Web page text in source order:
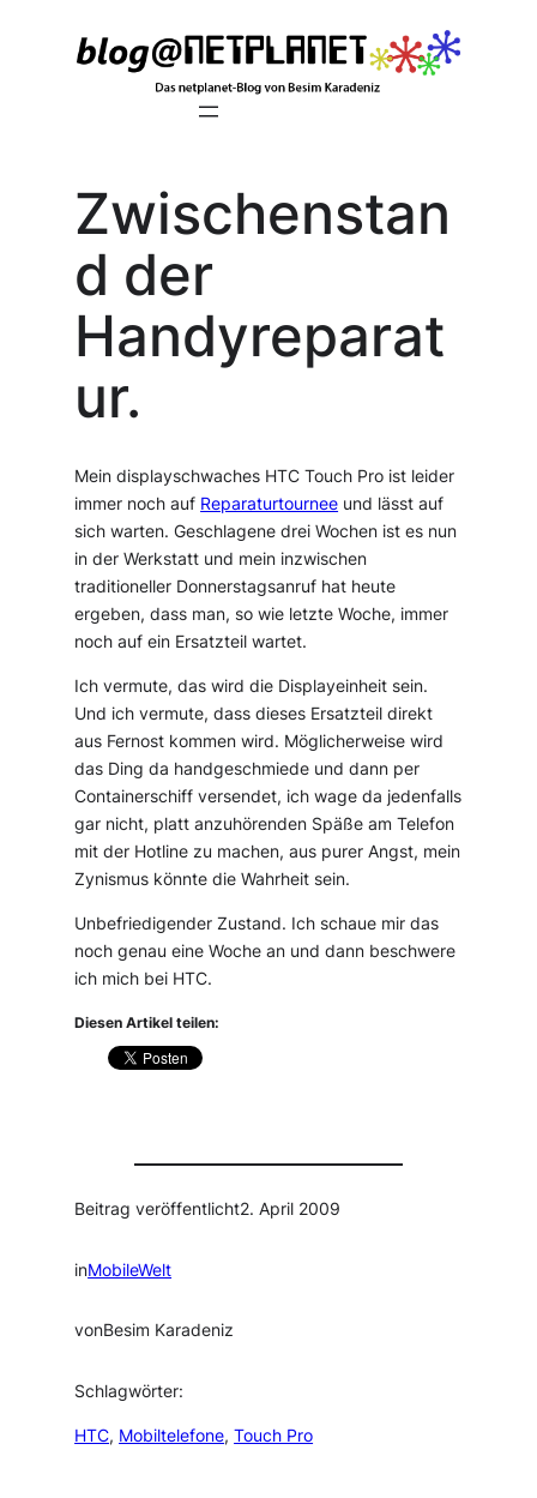
Zwischenstan
d der
Handyreparat
ur.
Mein displayschwaches HTC Touch Pro ist leider
immer noch auf Reparaturtournee und lässt auf
sich warten. Geschlagene drei Wochen ist es nun
in der Werkstatt und mein inzwischen
traditioneller Donnerstagsanruf hat heute
ergeben, dass man, so wie letzte Woche, immer
noch auf ein Ersatzteil wartet.
Ich vermute, das wird die Displayeinheit sein.
Und ich vermute, dass dieses Ersatzteil direkt
aus Fernost kommen wird. Möglicherweise wird
das Ding da handgeschmiede und dann per
Containerschiff versendet, ich wage da jedenfalls
gar nicht, platt anzuhörenden Späße am Telefon
mit der Hotline zu machen, aus purer Angst, mein
Zynismus könnte die Wahrheit sein.
Unbefriedigender Zustand. Ich schaue mir das
noch genau eine Woche an und dann beschwere
ich mich bei HTC.
Diesen Artikel teilen:
Beitrag veröffentlicht2. April 2009
inMobileWelt
vonBesim Karadeniz
Schlagwörter:
HTC, Mobiltelefone, Touch Pro